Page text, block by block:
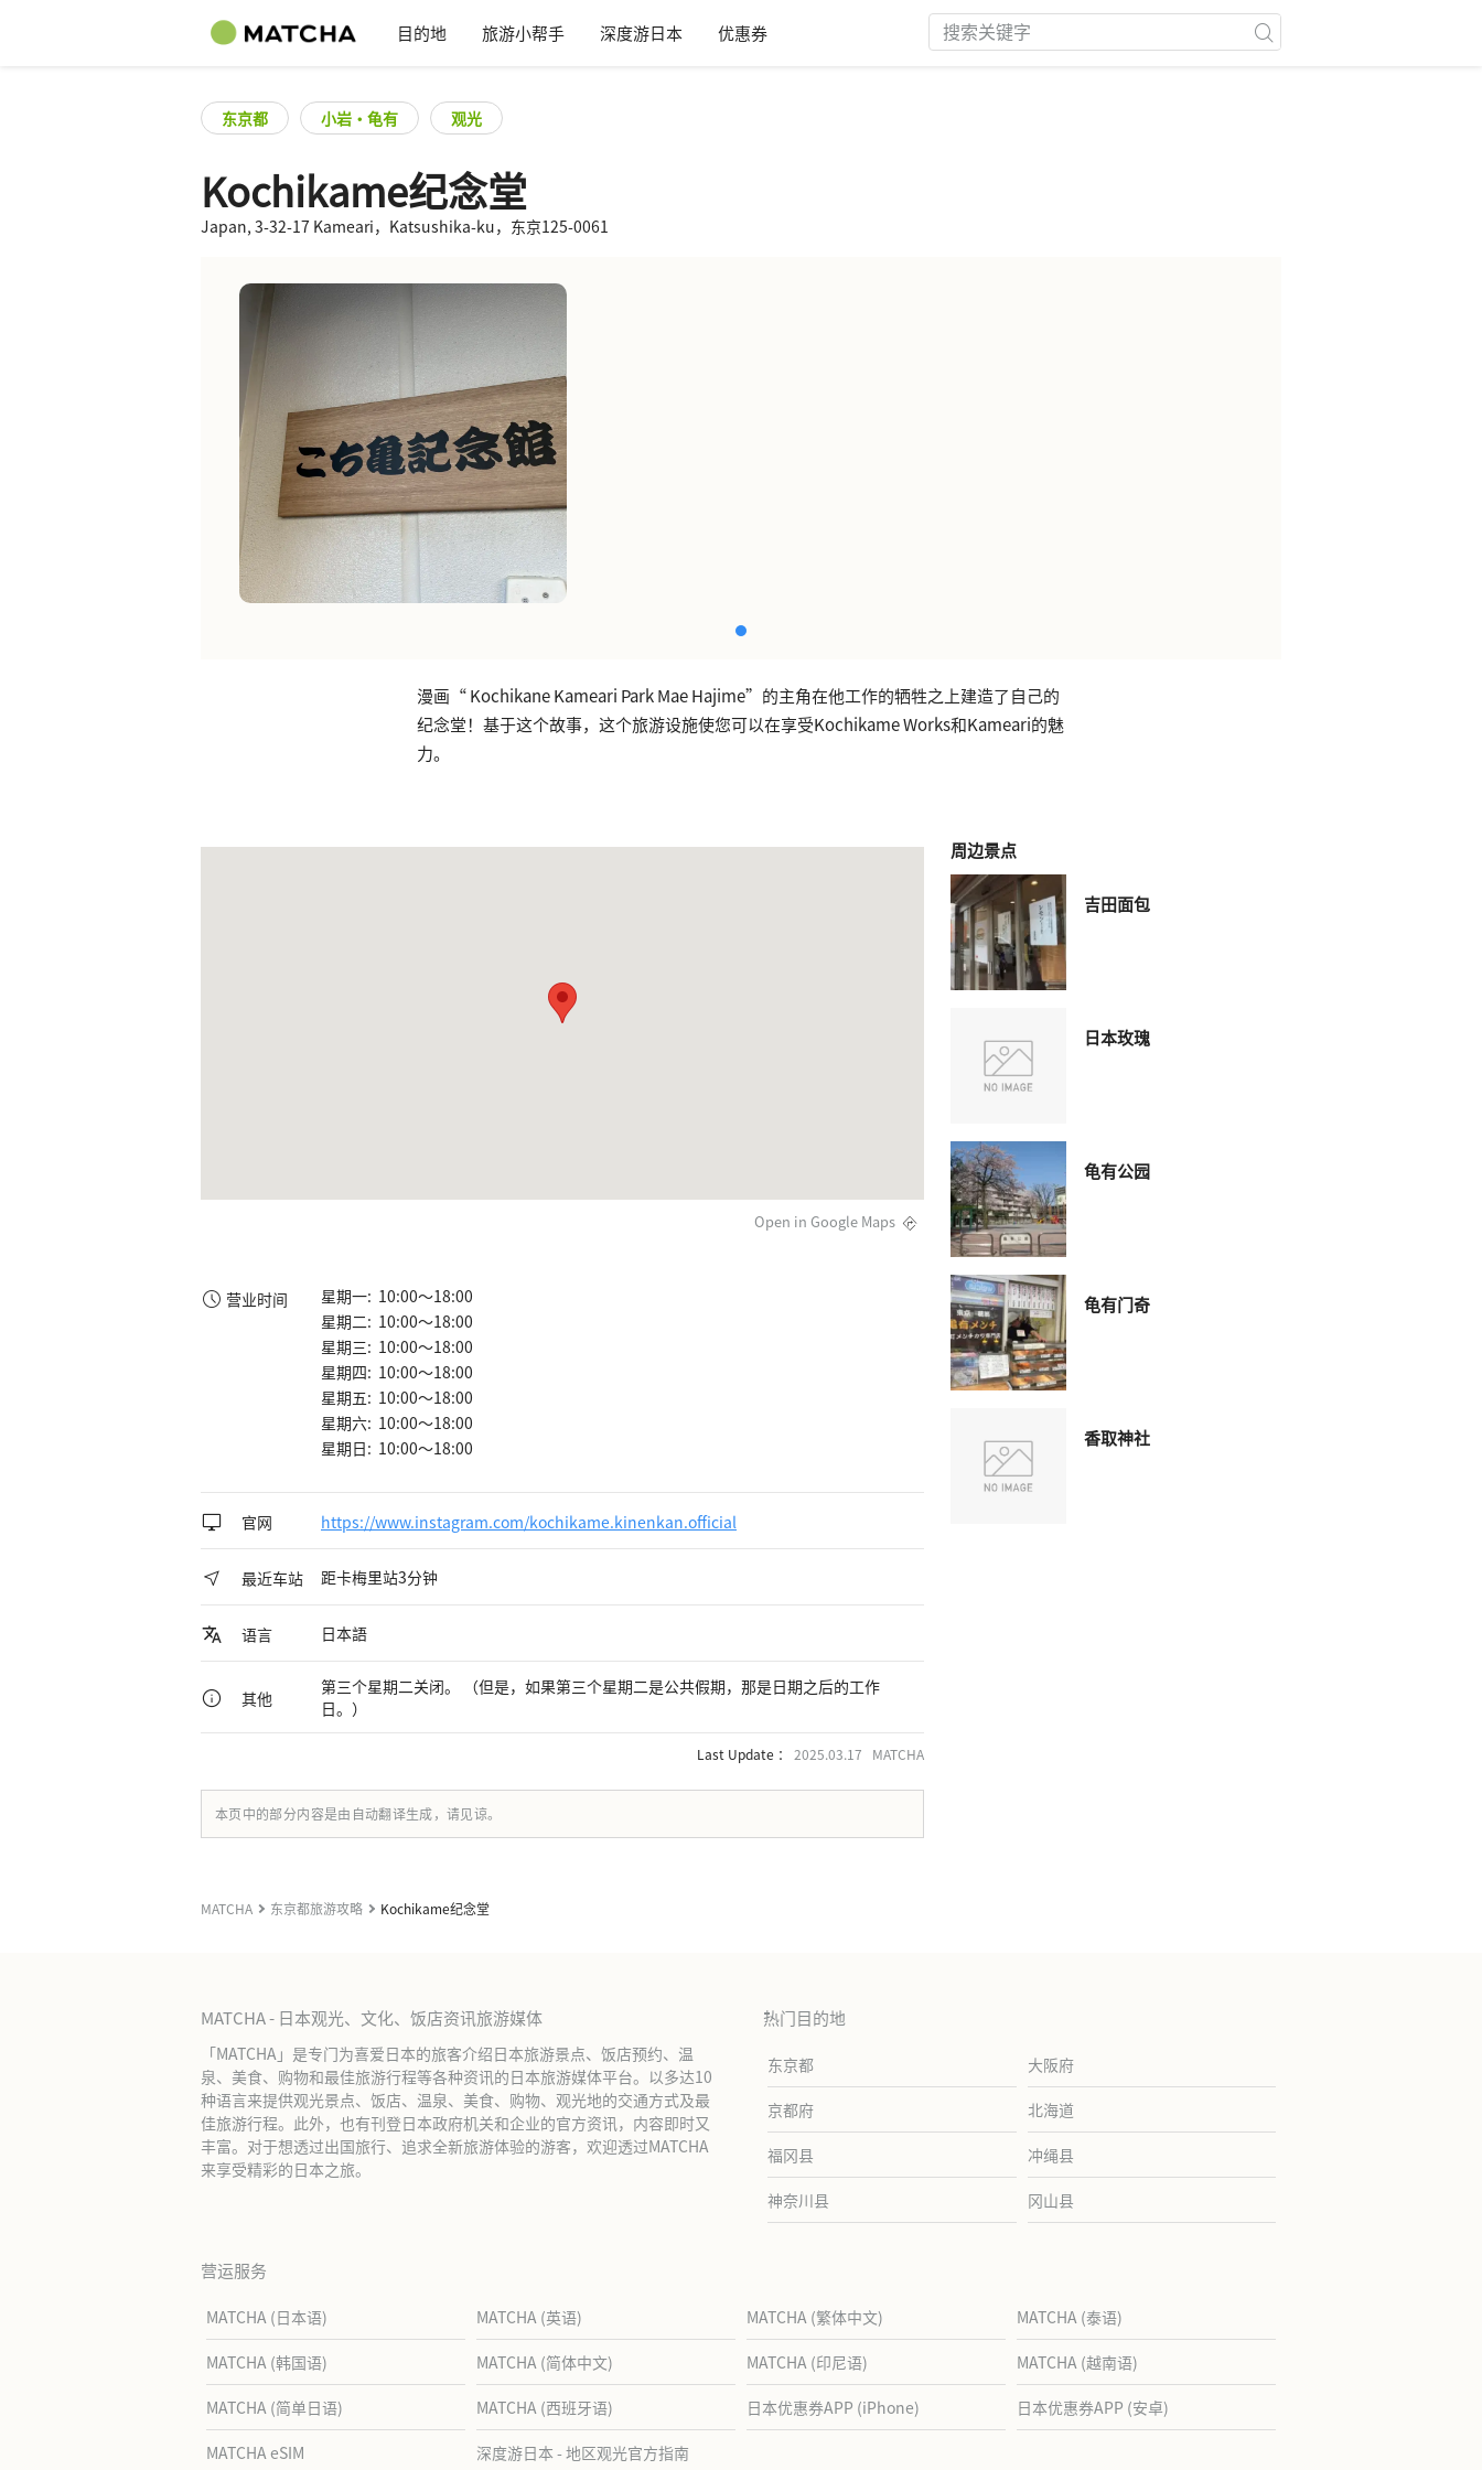
目的地 旅游小帮手 深度游日本 优惠券
东京都 小岩・龟有 观光
Kochikame纪念堂
Japan, 3-32-17 Kameari，Katsushika-ku，东京125-0061
漫画“ Kochikane Kameari Park Mae Hajime”的主角在他工作的牺牲之上建造了自己的
纪念堂！基于这个故事，这个旅游设施使您可以在享受Kochikame Works和Kameari的魅
力。
Open in Google Maps
营业时间
星期一: 10:00～18:00
星期二: 10:00～18:00
星期三: 10:00～18:00
星期四: 10:00～18:00
星期五: 10:00～18:00
星期六: 10:00～18:00
星期日: 10:00～18:00
官网 https://www.instagram.com/kochikame.kinenkan.official
最近车站 距卡梅里站3分钟
语言 日本語
其他
第三个星期二关闭。 （但是，如果第三个星期二是公共假期，那是日期之后的工作
日。）
Last Update ： 2025.03.17 MATCHA
本页中的部分内容是由自动翻译生成，请见谅。
周边景点
吉田面包
日本玫瑰
龟有公园
龟有门奇
香取神社
MATCHA 东京都旅游攻略 Kochikame纪念堂
MATCHA - 日本观光、文化、饭店资讯旅游媒体
「MATCHA」是专门为喜爱日本的旅客介绍日本旅游景点、饭店预约、温
泉、美食、购物和最佳旅游行程等各种资讯的日本旅游媒体平台。以多达10
种语言来提供观光景点、饭店、温泉、美食、购物、观光地的交通方式及最
佳旅游行程。此外，也有刊登日本政府机关和企业的官方资讯，内容即时又
丰富。对于想透过出国旅行、追求全新旅游体验的游客，欢迎透过MATCHA
来享受精彩的日本之旅。
热门目的地
东京都 大阪府
京都府 北海道
福冈县 冲绳县
神奈川县 冈山县
营运服务
MATCHA (日本语) MATCHA (英语) MATCHA (繁体中文) MATCHA (泰语)
MATCHA (韩国语) MATCHA (简体中文) MATCHA (印尼语) MATCHA (越南语)
MATCHA (简单日语) MATCHA (西班牙语) 日本优惠券APP (iPhone) 日本优惠券APP (安卓)
MATCHA eSIM 深度游日本 - 地区观光官方指南